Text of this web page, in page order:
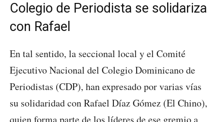
Colegio de Periodista se solidariza
con Rafael
En tal sentido, la seccional local y el Comité
Ejecutivo Nacional del Colegio Dominicano de
Periodistas (CDP), han expresado por varias vías
su solidaridad con Rafael Díaz Gómez (El Chino),